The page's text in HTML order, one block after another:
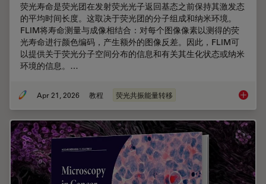
荧光寿命是荧光团在发射荧光光子返回基态之前保持其激发态
的平均时间长度。这取决于荧光团的分子组成和纳米环境。
FLIM将寿命测量与成像相结合：对每个图像像素以测得的荧
光寿命进行颜色编码，产生额外的图像反差。因此，FLIM可
以提供关于荧光分子空间分布的信息和有关其生化状态或纳米
环境的信息。…
Apr 21, 2026 教程 荧光共振能量转移 荧光寿